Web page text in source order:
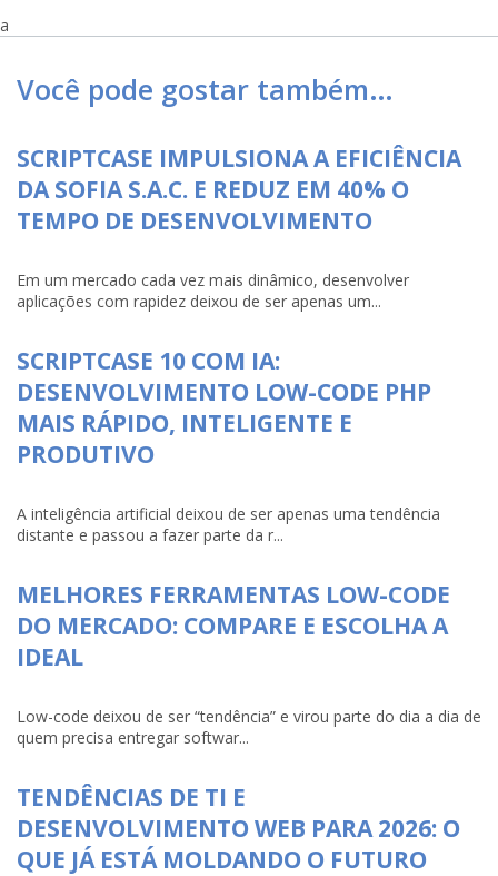
a
Você pode gostar também…
SCRIPTCASE IMPULSIONA A EFICIÊNCIA
DA SOFIA S.A.C. E REDUZ EM 40% O
TEMPO DE DESENVOLVIMENTO
Em um mercado cada vez mais dinâmico, desenvolver
aplicações com rapidez deixou de ser apenas um...
SCRIPTCASE 10 COM IA:
DESENVOLVIMENTO LOW-CODE PHP
MAIS RÁPIDO, INTELIGENTE E
PRODUTIVO
A inteligência artificial deixou de ser apenas uma tendência
distante e passou a fazer parte da r...
MELHORES FERRAMENTAS LOW-CODE
DO MERCADO: COMPARE E ESCOLHA A
IDEAL
Low-code deixou de ser “tendência” e virou parte do dia a dia de
quem precisa entregar softwar...
TENDÊNCIAS DE TI E
DESENVOLVIMENTO WEB PARA 2026: O
QUE JÁ ESTÁ MOLDANDO O FUTURO